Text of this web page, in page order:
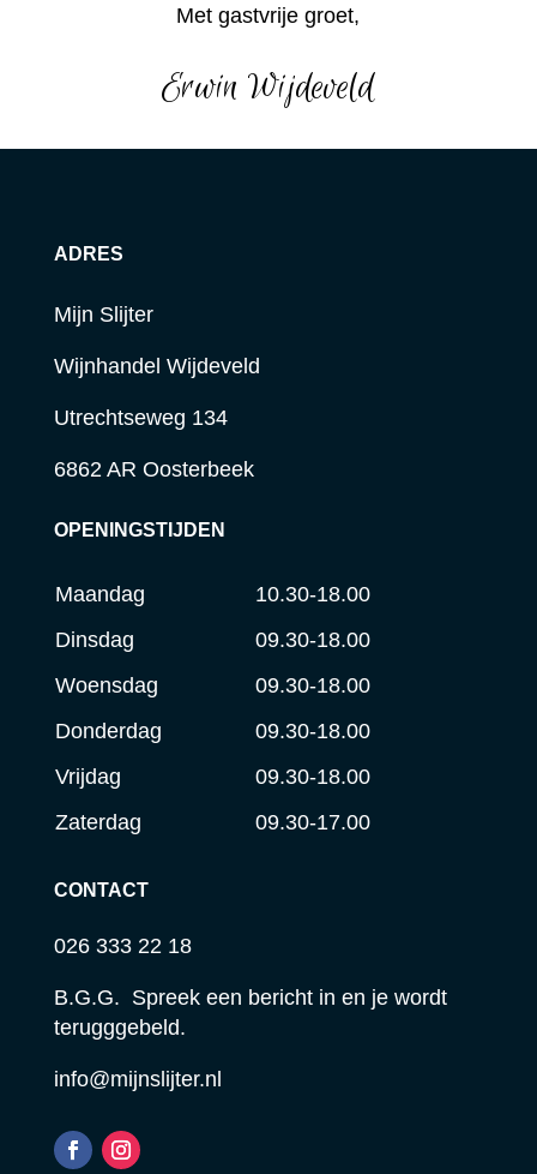
Met gastvrije groet,
Erwin Wijdeveld
ADRES
Mijn Slijter
Wijnhandel Wijdeveld
Utrechtseweg 134
6862 AR Oosterbeek
OPENINGSTIJDEN
Maandag
10.30-18.00
Dinsdag
09.30-18.00
Woensdag
09.30-18.00
Donderdag
09.30-18.00
Vrijdag
09.30-18.00
Zaterdag
09.30-17.00
CONTACT
026 333 22 18
B.G.G. Spreek een bericht in en je wordt
terugggebeld.
info@mijnslijter.nl